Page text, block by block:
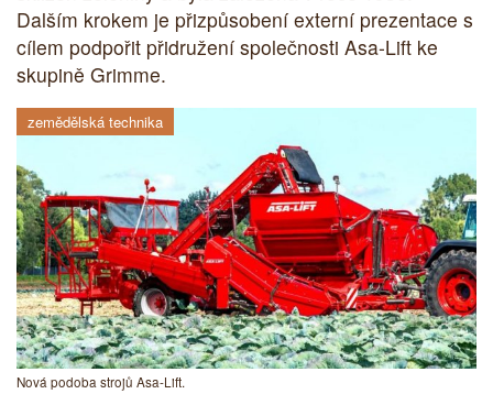
Dalším krokem je přizpůsobení externí prezentace s
cílem podpořit přidružení společnosti Asa-Lift ke
skupině Grimme.
zemědělská technika
Nová podoba strojů Asa-Lift.